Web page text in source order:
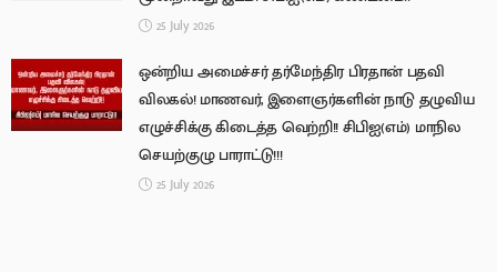
25 July 2026
ஒன்றிய அமைச்சர் தர்மேந்திர பிரதான் பதவி
விலகல்! மாணவர், இளைஞர்களின் நாடு தழுவிய
எழுச்சிக்கு கிடைத்த வெற்றி!! சிபிஐ(எம்) மாநில
செயற்குழு பாராட்டு!!!
25 July 2026